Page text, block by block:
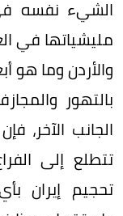
الشيء نفسه
مليشياتها في
والأردن وما هو
بالتهور
الجانب الآخر،
تتطلع إلى
تحجيم إيران